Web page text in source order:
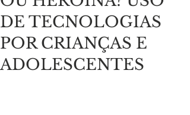
DE TECNOLOGIAS
POR CRIANÇAS E
ADOLESCENTES